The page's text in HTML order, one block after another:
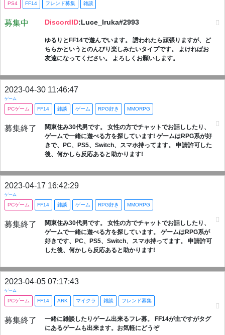
PS4 FF14 フレンド募集 雑談
募集中 DiscordID:Luce_Iruka#2993
ゆるりとFF14で遊んでいます。 誘われたら頑張りますが、ど
ちらかというとのんびり楽しみたいタイプです。 よければお
友達になってください。 よろしくお願いします。
2023-04-30 11:46:47
ゲーム
PCゲーム FF14 雑談 ゲーム RPG好き MMORPG
募集終了
関東住み30代男です。 女性の方でチャットでお話ししたり、
ゲームで一緒に遊べる方を探しています! ゲームはRPG系が好
きで、PC、PS5、Switch、スマホ持ってます。 申請許可した
後、何かしら反応あると助かります!
2023-04-17 16:42:29
ゲーム
PCゲーム FF14 雑談 ゲーム RPG好き MMORPG
募集終了
関東住み30代男です。 女性の方でチャットでお話ししたり、
ゲームで一緒に遊べる方を探しています。 ゲームはRPG系が
好きです、PC、PS5、Switch、スマホ持ってます。 申請許可
した後、何かしら反応あると助かります!
2023-04-05 07:17:43
ゲーム
PCゲーム FF14 ARK マイクラ 雑談 フレンド募集
募集終了
一緒に雑談したりゲーム出来るフレ募。 FF14が主ですがタグ
にあるゲームも出来ます。お気軽にどうぞ